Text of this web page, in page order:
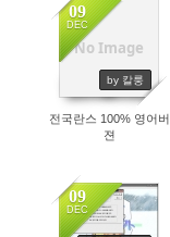
No Image
09
DEC
by 칼룽
4840
전국란스 100% 영어버
젼
09
DEC